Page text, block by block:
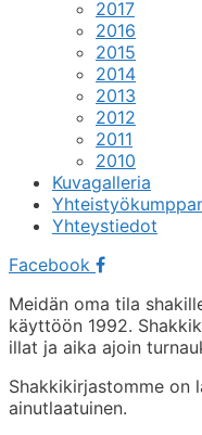
2017
2016
2015
2014
2013
2012
2011
2010
Kuvagalleria
Yhteystiedot
Facebook
Meidän oma tila
käyttöön 1992.
illat ja aika ajoin
Shakkikirjastomme on
ainutlaatuinen.